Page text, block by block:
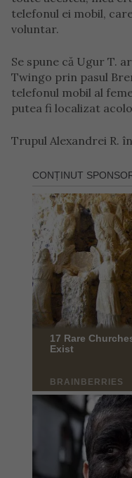
telefonul ei mobil,
voluntar.
Se spune că Ugur T.
Twingo prin pasul
telefonul mobil al
putea fi localizat
Trupul Alexandrei R.